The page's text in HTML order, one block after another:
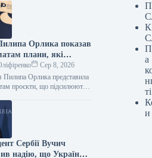
Орлика показав
плани, які
Україну чутнішою на
арені.
Сер 8, 2026
Пилипа Орлика представила
проєкти, що підсилюють
14:12 Укрінформ
Пилипа Орлика…
Сербії Вучич
надію, що Україна
а
ті
и